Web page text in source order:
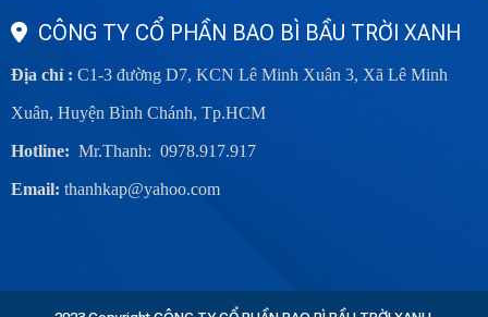
CÔNG TY CỔ PHẦN BAO BÌ BẦU TRỜI XANH
Địa chỉ : C1-3 đường D7, KCN Lê Minh Xuân 3, Xã Lê Minh
Xuân, Huyện Bình Chánh, Tp.HCM
Hotline: Mr.Thanh: 0978.917.917
Email: thanhkap@yahoo.com